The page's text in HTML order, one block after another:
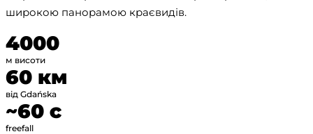
широкою панорамою краєвидів.
4000
м висоти
60 км
від Gdańska
~60 с
freefall